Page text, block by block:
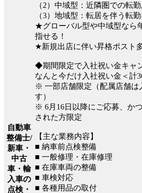
自動車
整備士/
新車・
中古
車・輸
入車の
点検・
（2）中域型：近隣圏での転勤
（3）地域型：転居を伴う転
★グローバル型や中域型なら
指せる！
★新規出店に伴い昇格ポスト
◆期間限定で入社祝い金キャ
なんと今だけ入社祝い金＜計
※ 一部店舗限定（配属店舗は
す）
※ 6月16日以降にご応募、か
された方限定
【主な業務内容】
■ 納車前点検整備
■ 一般修理・在庫修理
■ 在庫車両の整備
■ 車検対応
■ 各種用品の取付